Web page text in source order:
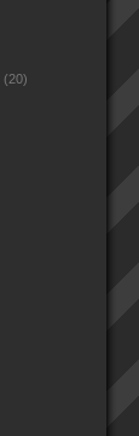
(20)